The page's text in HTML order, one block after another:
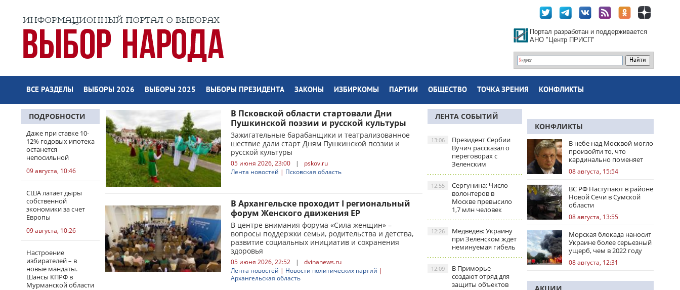
Портал разработан и поддерживается
АНО "Центр ПРИСП"
ВСЕ РАЗДЕЛЫ ВЫБОРЫ 2026 ВЫБОРЫ 2025 ВЫБОРЫ ПРЕЗИДЕНТА ЗАКОНЫ ИЗБИРКОМЫ ПАРТИИ ОБЩЕСТВО ТОЧКА ЗРЕНИЯ КОНФЛИКТЫ
ПОДРОБНОСТИ
Даже при ставке 10-
12% годовых ипотека
останется
непосильной
09 августа, 10:46
США латает дыры
собственной
экономики за счет
Европы
09 августа, 10:26
Настроение
избирателей – в
новые мандаты.
Шансы КПРФ в
Мурманской области
В Псковской области стартовали Дни
Пушкинской поэзии и русской культуры
Зажигательные барабанщики и театрализованное
шествие дали старт Дням Пушкинской поэзии и
русской культуры
05 июня 2026, 23:00 |
pskov.ru
Лента новостей | Псковская область
В Архангельске проходит I региональный
форум Женского движения ЕР
В центре внимания форума «Сила женщин» –
вопросы поддержки семьи, родительства и детства,
развитие социальных инициатив и сохранения
здоровья
05 июня 2026, 22:52 |
dvinanews.ru
Лента новостей | Новости политических партий |
Архангельская область
ЛЕНТА СОБЫТИЙ
Президент Сербии
Вучич рассказал о
переговорах с
Зеленским
13:06
Сергунина: Число
волонтеров в
Москве превысило
1,7 млн человек
12:55
Медведев: Украину
при Зеленском ждет
неминуемая гибель
12:26
В Приморье
создают отряд для
защиты объектов
12:09
КОНФЛИКТЫ
В небе над Москвой могло
произойти то, что
кардинально поменяет
правила игры
08 августа, 15:54
ВС РФ Наступают в районе
Новой Сечи в Сумской
области
08 августа, 13:55
Морская блокада наносит
Украине более серьезный
ущерб, чем в 2022 году
08 августа, 12:31